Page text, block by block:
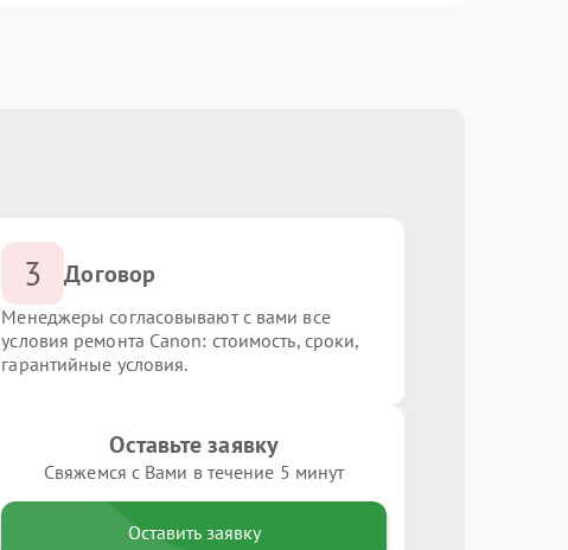
3 Договор
Менеджеры согласовывают с вами все
условия ремонта Canon: стоимость, сроки,
гарантийные условия.
Оставьте заявку
Свяжемся с Вами в течение 5 минут
Оставить заявку